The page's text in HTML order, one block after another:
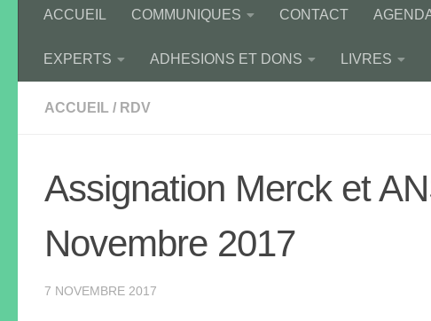
ACCUEIL COMMUNIQUES CONTACT
EXPERTS ADHESIONS ET DONS LIVRES
ACCUEIL / RDV
Assignation Merck et
Novembre 2017
7 NOVEMBRE 2017